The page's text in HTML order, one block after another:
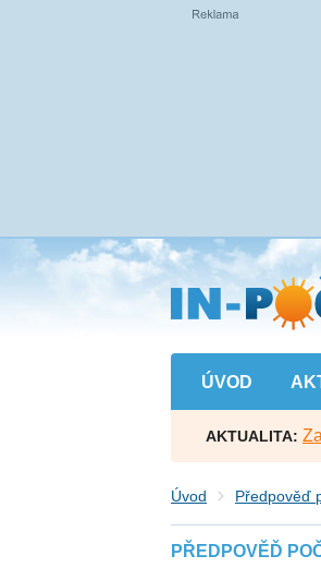
Přejít
na
hlavní
obsah
ÚVOD
AKTUALITA:
Úvod Předpověď
PŘEDPOVĚĎ